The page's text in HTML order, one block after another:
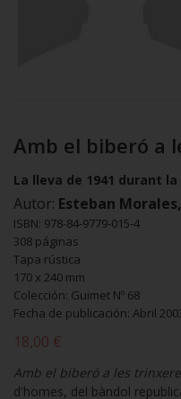
Amb el biberó a
La lleva de 1941 durant la
Autor: Esteban
ISBN: 978-84-9779-015-4
308 páginas
Tapa rústica
170 x 240 mm
Colección: Guimet Nº 68
Fecha de publicación: Abril
18,00 €
Amb el biberó a les
d'homes, del bàndol